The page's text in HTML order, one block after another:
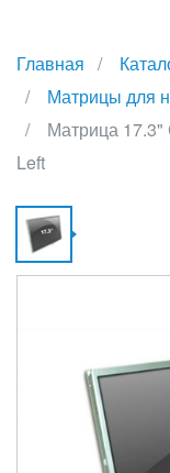
Главная
Матрицы для
Матрица 17.3"
Left